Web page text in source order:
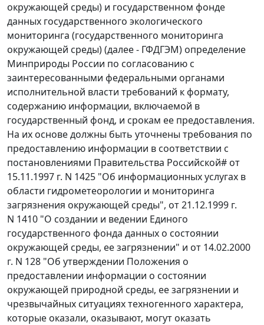
окружающей среды) и государственном фонде
данных государственного экологического
мониторинга (государственного мониторинга
окружающей среды) (далее - ГФДГЭМ) определение
Минприроды России по согласованию с
заинтересованными федеральными органами
исполнительной власти требований к формату,
содержанию информации, включаемой в
государственный фонд, и срокам ее предоставления.
На их основе должны быть уточнены требования по
предоставлению информации в соответствии с
постановлениями Правительства Российской# от
15.11.1997 г. N 1425 "Об информационных услугах в
области гидрометеорологии и мониторинга
загрязнения окружающей среды", от 21.12.1999 г.
N 1410 "О создании и ведении Единого
государственного фонда данных о состоянии
окружающей среды, ее загрязнении" и от 14.02.2000
г. N 128 "Об утверждении Положения о
предоставлении информации о состоянии
окружающей природной среды, ее загрязнении и
чрезвычайных ситуациях техногенного характера,
которые оказали, оказывают, могут оказать